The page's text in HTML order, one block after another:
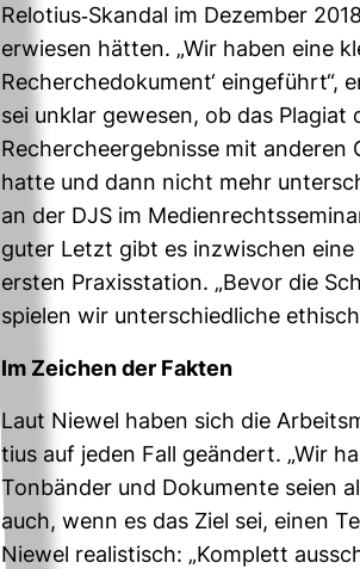
Relo­tius-​Skandal im Dezember
erwiesen hätten. „Wir haben eine
Recher­che­do­ku­ment‘ ein­ge­führt“,
sei unklar gewesen, ob das
Recher­che­er­geb­nisse mit anderen
hatte und dann nicht mehr
an der DJS im
guter Letzt gibt es inzwi­schen
ersten Pra­xis­sta­tion. „Bevor die
spielen wir unter­schied­liche
Im Zei­chen der Fakten
Laut Niewel haben sich die
tius auf jeden Fall geän­dert. „Wir
Ton­bänder und Doku­mente seien
auch, wenn es das Ziel sei, einen
Niewel rea­lis­tisch: „Kom­plett